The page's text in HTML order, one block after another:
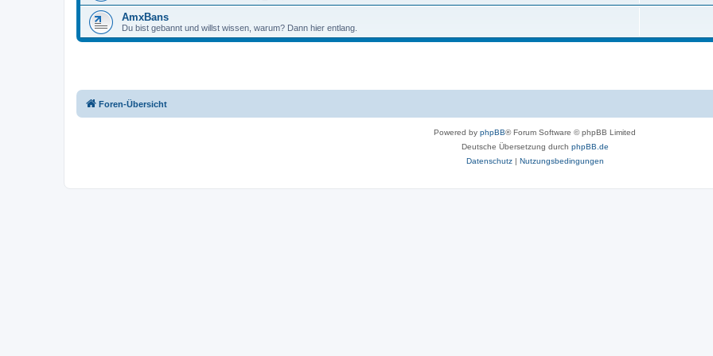
e
e
h
n
AmxBans
Du bist gebannt und willst wissen, warum? Dann hier entlang.
Foren-Übersicht
Powered by phpBB® Forum Software © phpBB Limited
Deutsche Übersetzung durch phpBB.de
Datenschutz| Nutzungsbedingungen